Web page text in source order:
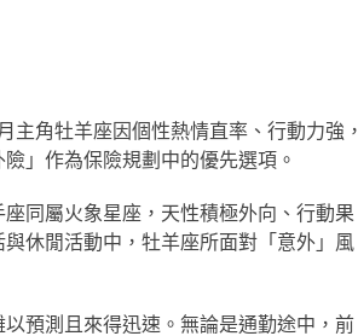
主角牡羊座因個性熱情直率、行動力強，
」作為保險規劃中的優先選項。
同屬火象星座，天性積極外向、行動果
休閒活動中，牡羊座所面對「意外」風
預測且來得迅速。無論是通勤途中，前